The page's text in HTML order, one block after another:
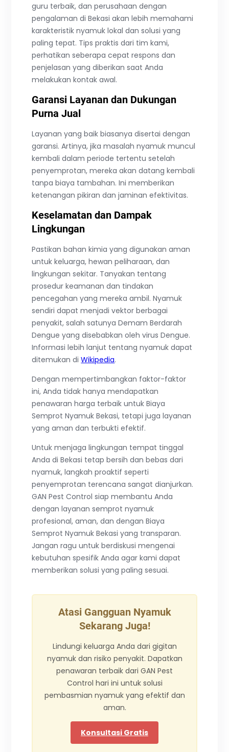
guru terbaik, dan perusahaan dengan
pengalaman di Bekasi akan lebih memahami
karakteristik nyamuk lokal dan solusi yang
paling tepat. Tips praktis dari tim kami,
perhatikan seberapa cepat respons dan
penjelasan yang diberikan saat Anda
melakukan kontak awal.
Garansi Layanan dan Dukungan
Purna Jual
Layanan yang baik biasanya disertai dengan
garansi. Artinya, jika masalah nyamuk muncul
kembali dalam periode tertentu setelah
penyemprotan, mereka akan datang kembali
tanpa biaya tambahan. Ini memberikan
ketenangan pikiran dan jaminan efektivitas.
Keselamatan dan Dampak
Lingkungan
Pastikan bahan kimia yang digunakan aman
untuk keluarga, hewan peliharaan, dan
lingkungan sekitar. Tanyakan tentang
prosedur keamanan dan tindakan
pencegahan yang mereka ambil. Nyamuk
sendiri dapat menjadi vektor berbagai
penyakit, salah satunya Demam Berdarah
Dengue yang disebabkan oleh virus Dengue.
Informasi lebih lanjut tentang nyamuk dapat
ditemukan diWikipedia.
Dengan mempertimbangkan faktor-faktor
ini, Anda tidak hanya mendapatkan
penawaran harga terbaik untuk Biaya
Semprot Nyamuk Bekasi, tetapi juga layanan
yang aman dan terbukti efektif.
Untuk menjaga lingkungan tempat tinggal
Anda di Bekasi tetap bersih dan bebas dari
nyamuk, langkah proaktif seperti
penyemprotan terencana sangat dianjurkan.
GAN Pest Control siap membantu Anda
dengan layanan semprot nyamuk
profesional, aman, dan dengan Biaya
Semprot Nyamuk Bekasi yang transparan.
Jangan ragu untuk berdiskusi mengenai
kebutuhan spesifik Anda agar kami dapat
memberikan solusi yang paling sesuai.
Atasi Gangguan Nyamuk
Sekarang Juga!
Lindungi keluarga Anda dari gigitan
nyamuk dan risiko penyakit. Dapatkan
penawaran terbaik dari GAN Pest
Control hari ini untuk solusi
pembasmian nyamuk yang efektif dan
aman.
Konsultasi Gratis